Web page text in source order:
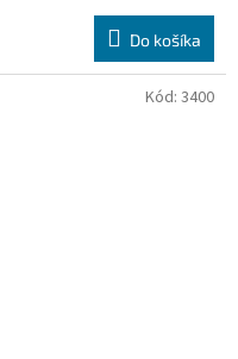
Do košíka
Kód: 3400